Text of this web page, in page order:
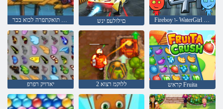
םי םי תואקתפרה לכוא בכר םילולעפ ינש Fireboy ו- WaterGirl 4: Temple Crystal
יאדויק רפרפ 2 ללוקמ רצוא קראש Fruita